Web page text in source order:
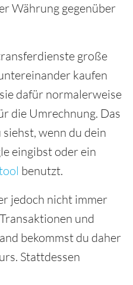
Währung gegenüber
große
kaufen
dafür normalerweise
die Umrechnung. Das
wenn du dein
eingibst oder ein
benutzt.
jedoch nicht immer
und
bekommst du daher
Stattdessen